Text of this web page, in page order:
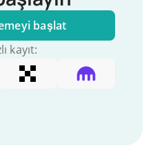
başlat
kayıt: